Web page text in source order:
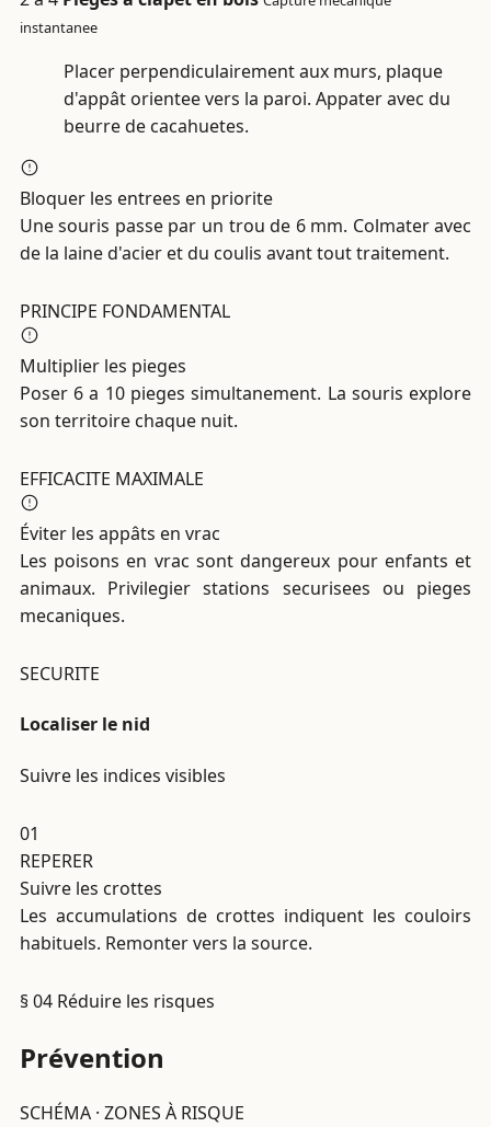
instantanee
Placer perpendiculairement aux murs, plaque
d'appât orientee vers la paroi. Appater avec du
beurre de cacahuetes.
Bloquer les entrees en priorite
Une souris passe par un trou de 6 mm. Colmater avec
de la laine d'acier et du coulis avant tout traitement.
PRINCIPE FONDAMENTAL
Multiplier les pieges
Poser 6 a 10 pieges simultanement. La souris explore
son territoire chaque nuit.
EFFICACITE MAXIMALE
Éviter les appâts en vrac
Les poisons en vrac sont dangereux pour enfants et
animaux. Privilegier stations securisees ou pieges
mecaniques.
SECURITE
Localiser le nid
Suivre les indices visibles
01
REPERER
Suivre les crottes
Les accumulations de crottes indiquent les couloirs
habituels. Remonter vers la source.
§ 04 Réduire les risques
Prévention
SCHÉMA · ZONES À RISQUE